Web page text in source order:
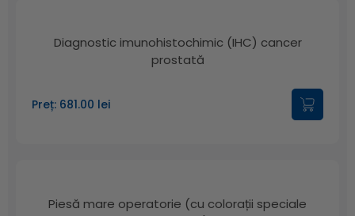
Diagnostic imunohistochimic (IHC) cancer
prostată
Preț: 681.00 lei
Piesă mare operatorie (cu colorații speciale